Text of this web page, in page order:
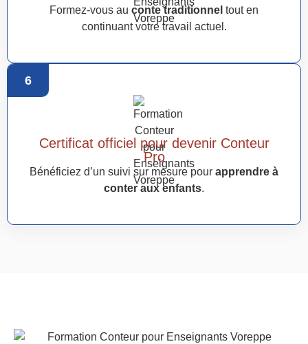
Formez-vous au conte traditionnel tout en
continuant votre travail actuel.
6
Certificat officiel pour devenir Conteur
Pro
Bénéficiez d’un suivi sur mesure pour apprendre à
conter aux enfants.